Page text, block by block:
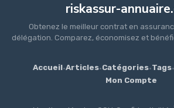
riskassur-
Obtenez le meilleur contrat en
délégation. Comparez, économisez et
Accueil·Articles·Catégories·Tags·
Mon Compte